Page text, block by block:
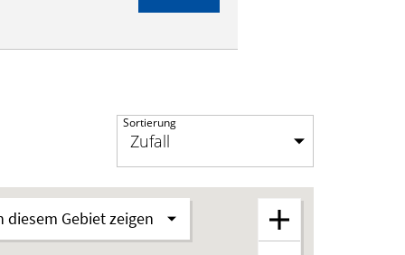
Sortierung
diesem Gebiet zeigen